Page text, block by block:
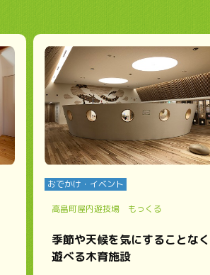
おでかけ・イベント
高畠町屋内遊技場 もっくる
季節や天候を気にすることなく
遊べる木育施設